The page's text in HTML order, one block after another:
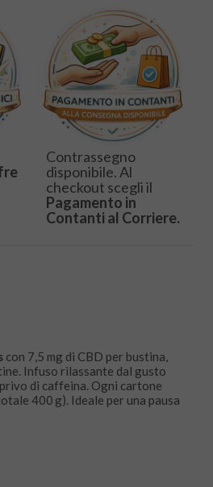
Contrassegno
disponibile. Al
checkout scegli il
Pagamento in
Contanti al Corriere.
con 7,5 mg di CBD per bustina,
Infuso rilassante dal gusto
di caffeina. Ogni cartone
400 g). Ideale per una pausa